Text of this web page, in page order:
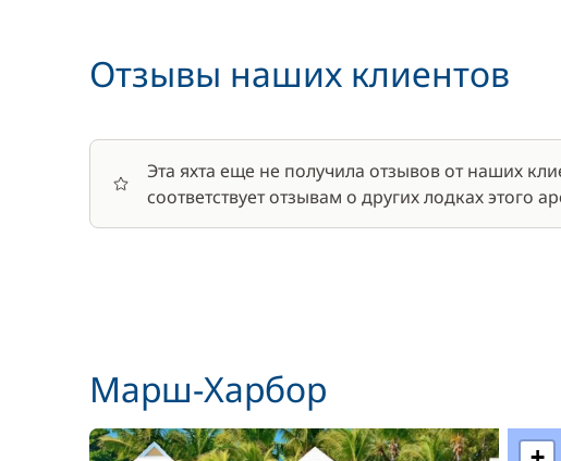
Шкипер
Отзывы наших клиентов
Эта яхта еще не получила отзывов от наших
соответствует отзывам о других лодках этого
Марш-Харбор